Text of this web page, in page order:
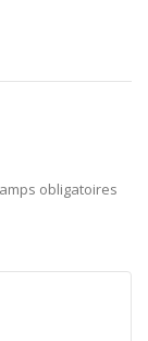
obligatoires